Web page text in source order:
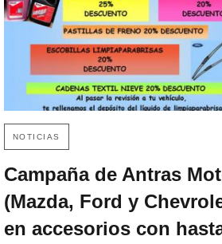
NOTICIAS
Campaña de Antras
(Mazda, Ford y
en accesorios con